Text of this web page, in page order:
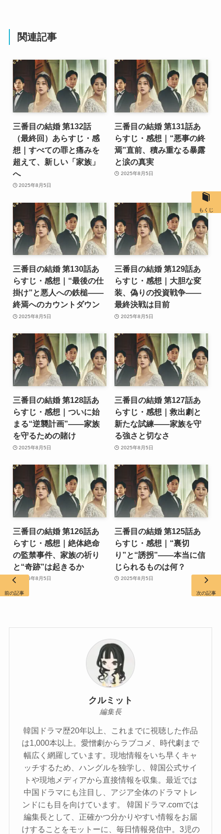
関連記事
三番目の結婚 第132話
（最終回）あらすじ・感
想｜すべての罪と痛みを
超えて、新しい「家族」
へ
2025年8月5日
三番目の結婚 第131話あ
らすじ・感想｜“悪事の終
焉”直前、積み重なる暴露
と涙の真実
2025年8月5日
三番目の結婚 第130話あ
らすじ・感想｜“最後の仕
掛け”と悪人への鉄槌――
終焉へのカウントダウン
2025年8月5日
三番目の結婚 第129話あ
らすじ・感想｜大胆な変
装、偽りの投資戦争――
最終決戦は目前
2025年8月5日
三番目の結婚 第128話あ
らすじ・感想｜ついに始
まる“逆襲計画”――家族
を守るための賭け
2025年8月5日
三番目の結婚 第127話あ
らすじ・感想｜救出劇と
新たな試練――家族を守
る強さと切なさ
2025年8月5日
三番目の結婚 第126話あ
らすじ・感想｜絶体絶命
の監禁事件、家族の祈り
と“奇跡”は起きるか
2025年8月5日
三番目の結婚 第125話あ
らすじ・感想｜“裏切
り”と“誘拐”――本当に信
じられるものは何？
2025年8月5日
クルミット
編集長
韓国ドラマ歴20年以上、これまでに視聴した作品
は1,000本以上。愛憎劇からラブコメ、時代劇まで
幅広く網羅しています。現地情報をいち早くキャ
ッチするため、ハングルを独学し、韓国公式サイ
トや現地メディアから直接情報を収集。最近では
中国ドラマにも注目し、アジア全体のドラマトレ
ンドにも目を向けています。 韓国ドラマ.comでは
編集長として、正確かつ分かりやすい情報をお届
けすることをモットーに、毎日情報発信中。3児の
前の記事 次の記事
もくじ